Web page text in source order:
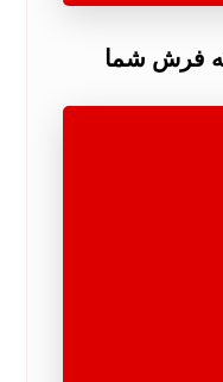
فرش شما